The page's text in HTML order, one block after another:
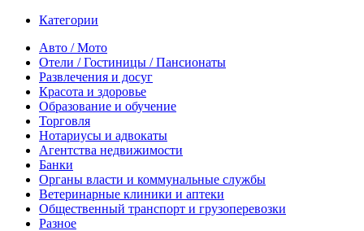
Категории
Авто / Мото
Отели / Гостиницы / Пансионаты
Развлечения и досуг
Красота и здоровье
Образование и обучение
Торговля
Нотариусы и адвокаты
Агентства недвижимости
Банки
Органы власти и коммунальные службы
Ветеринарные клиники и аптеки
Общественный транспорт и грузоперевозки
Разное